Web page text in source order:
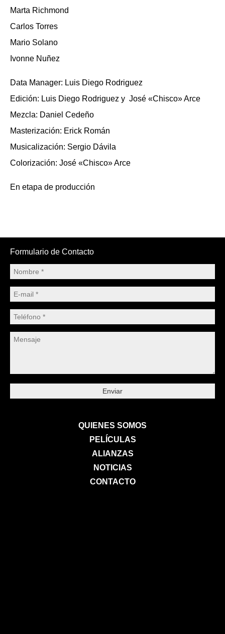
Marta Richmond
Carlos Torres
Mario Solano
Ivonne Nuñez
Data Manager: Luis Diego Rodriguez
Edición: Luis Diego Rodriguez y José «Chisco» Arce
Mezcla: Daniel Cedeño
Masterización: Erick Román
Musicalización: Sergio Dávila
Colorización: José «Chisco» Arce
En etapa de producción
Formulario de Contacto
QUIENES SOMOS
PELÍCULAS
ALIANZAS
NOTICIAS
CONTACTO